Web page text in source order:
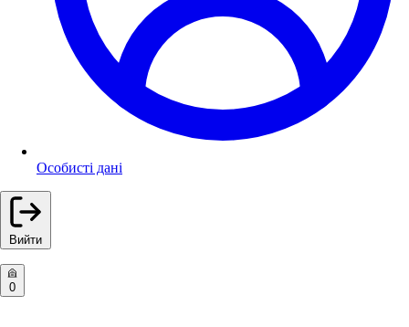
Особисті дані
Вийти
0